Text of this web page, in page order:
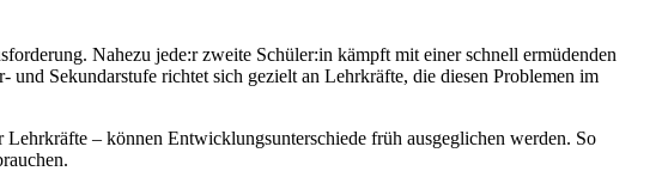
Nahezu jede:r zweite Schüler:in kämpft mit einer schnell ermüdenden
Sekundarstufe richtet sich gezielt an Lehrkräfte, die diesen Problemen im
– können Entwicklungsunterschiede früh ausgeglichen werden. So